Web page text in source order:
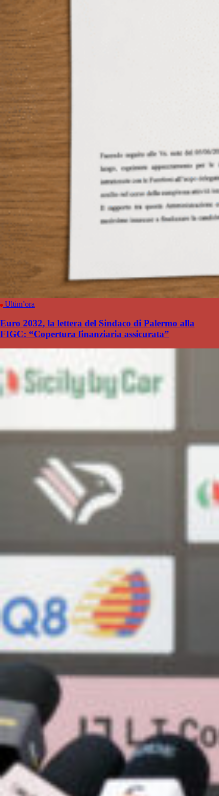
Ultim’ora
Euro 2032, la lettera del Sindaco di Palermo alla
FIGC: “Copertura finanziaria assicurata”